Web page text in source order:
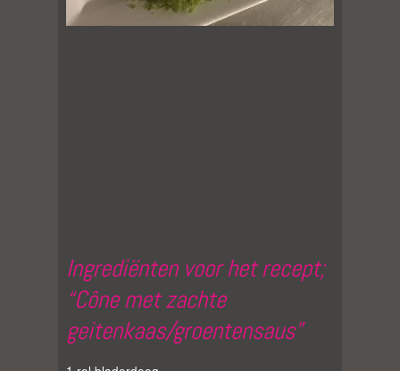
Ingrediënten voor het recept;
“Cône met zachte
geitenkaas/groentensaus”